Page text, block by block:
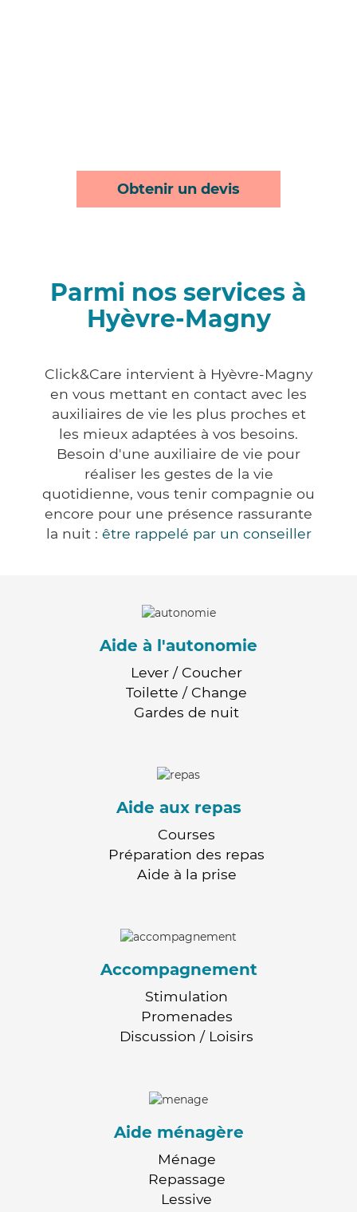
Obtenir un devis
Parmi nos services à
Hyèvre-Magny
Click&Care intervient à Hyèvre-Magny
en vous mettant en contact avec les
auxiliaires de vie les plus proches et
les mieux adaptées à vos besoins.
Besoin d'une auxiliaire de vie pour
réaliser les gestes de la vie
quotidienne, vous tenir compagnie ou
encore pour une présence rassurante
la nuit : être rappelé par un conseiller
Aide à l'autonomie
Lever / Coucher
Toilette / Change
Gardes de nuit
Aide aux repas
Courses
Préparation des repas
Aide à la prise
Accompagnement
Stimulation
Promenades
Discussion / Loisirs
Aide ménagère
Ménage
Repassage
Lessive